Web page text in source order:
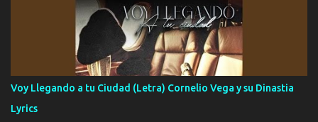
preguntas y digas que sí hacernos novios y verte feliz y muy
contenta como yo por ti Música Pregúntame qué es lo que me
enamora pa describirte unas cuantas horas también pregunta que
quiero contigo que seas dichosa al estar conmigo Y ya borracho
contéstame la llamada pa dedicarte unas bonitas palabras así
borracho me animo a decirte todo y puedo describirlo mucho que
me encantes Decirte que me siento muy feliz y emocionado por
Voy Llegando a tu Ciudad (Letra) Cornelio Vega y su Dinastia
Lyrics